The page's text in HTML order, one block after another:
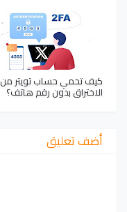
كيف تحمي حساب تويتر من
الاختراق بدون رقم هاتف؟
أضف تعليق